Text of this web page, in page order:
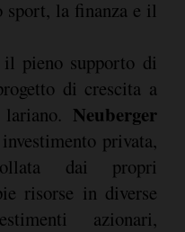
sport, la finanza e il
pieno supporto di
di crescita a
Neuberger
privata,
dai propri
risorse in diverse
azionari,